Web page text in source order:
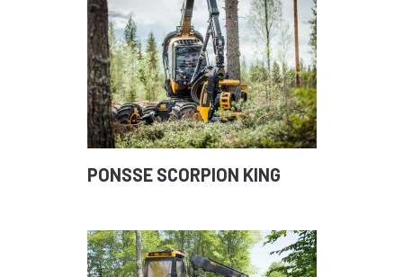
PONSSE SCORPION KING